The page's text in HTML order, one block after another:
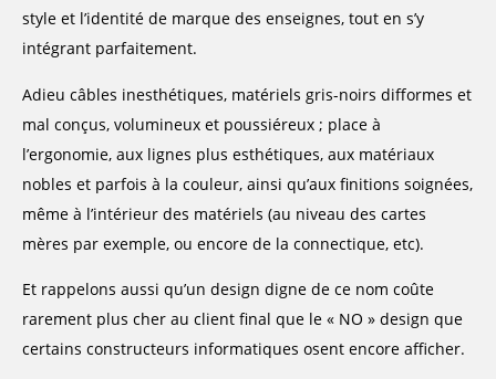
style et l’identité de marque des enseignes, tout en s’y
intégrant parfaitement.
Adieu câbles inesthétiques, matériels gris-noirs difformes et
mal conçus, volumineux et poussiéreux ; place à
l’ergonomie, aux lignes plus esthétiques, aux matériaux
nobles et parfois à la couleur, ainsi qu’aux finitions soignées,
même à l’intérieur des matériels (au niveau des cartes
mères par exemple, ou encore de la connectique, etc).
Et rappelons aussi qu’un design digne de ce nom coûte
rarement plus cher au client final que le « NO » design que
certains constructeurs informatiques osent encore afficher.